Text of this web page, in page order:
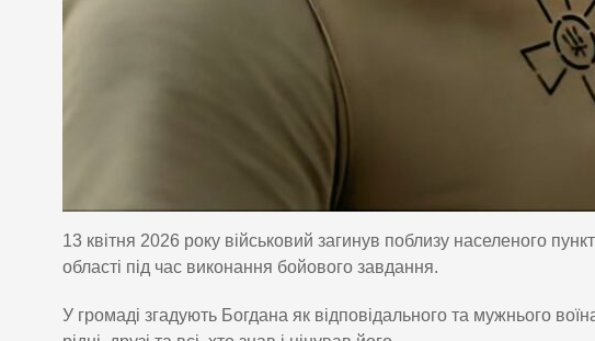
13 квітня 2026 року військовий загинув поблизу населеного
області під час виконання бойового завдання.
У громаді згадують Богдана як відповідального та мужнього